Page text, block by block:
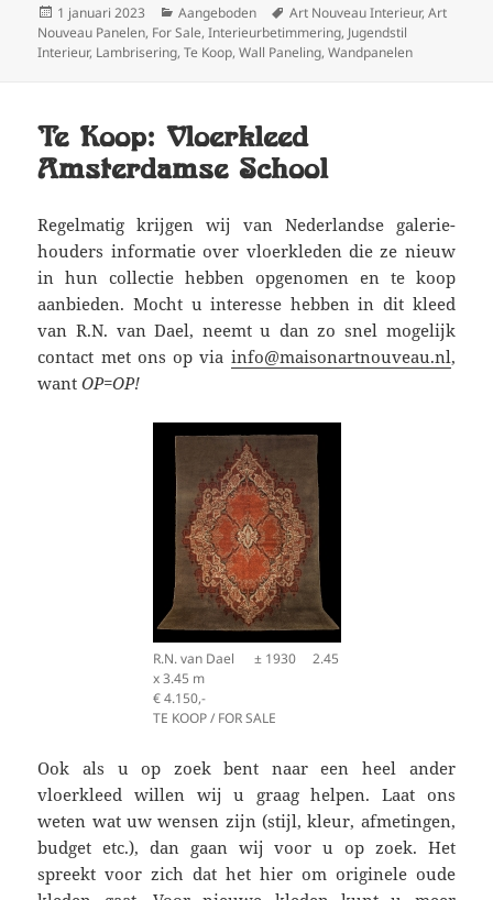
Geplaatst
op
1 januari 2023 Categorieën
Aangeboden Tags
Art Nouveau Interieur,Art
Nouveau Panelen, For Sale,Interieurbetimmering, Jugendstil
Interieur, Lambrisering,Te Koop,Wall Paneling,Wandpanelen
Te Koop: Vloerkleed
Amsterdamse School
Regelmatig krijgen wij van Nederlandse galerie-
houders informatie over vloerkleden die ze nieuw
in hun collectie hebben opgenomen en te koop
aanbieden. Mocht u interesse hebben in dit kleed
van R.N. van Dael, neemt u dan zo snel mogelijk
contact met ons op via info@maisonartnouveau.nl,
wantOP=OP!
R.N. van Dael ± 1930 2.45
x 3.45 m
€ 4.150,-
TE KOOP / FOR SALE
Ook als u op zoek bent naar een heel ander
vloerkleed willen wij u graag helpen. Laat ons
weten wat uw wensen zijn (stijl, kleur, afmetingen,
budget etc.), dan gaan wij voor u op zoek. Het
spreekt voor zich dat het hier om originele oude